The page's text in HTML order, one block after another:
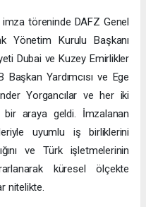
töreninde DAFZ Genel
Kurulu Başkanı
Dubai ve Kuzey Emirlikler
Yardımcısı ve Ege
Yorgancılar ve her iki
araya geldi. İmzalanan
uyumlu iş birliklerini
ve Türk işletmelerinin
küresel ölçekte
nitelikte.